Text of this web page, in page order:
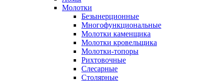
Молотки
Безынерционные
Многофункциональные
Молотки каменщика
Молотки кровельщика
Молотки-топоры
Рихтовочные
Слесарные
Столярные